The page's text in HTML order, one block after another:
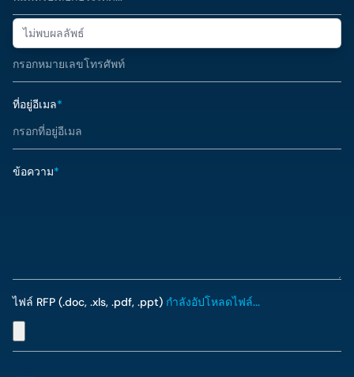
ไม่พบผลลัพธ์
หมายเลขโทรศัพท์
ที่อยู่อีเมล*
ข้อความ*
ไฟล์ RFP (.doc, .xls, .pdf, .ppt) กำลังอัปโหลดไฟล์...